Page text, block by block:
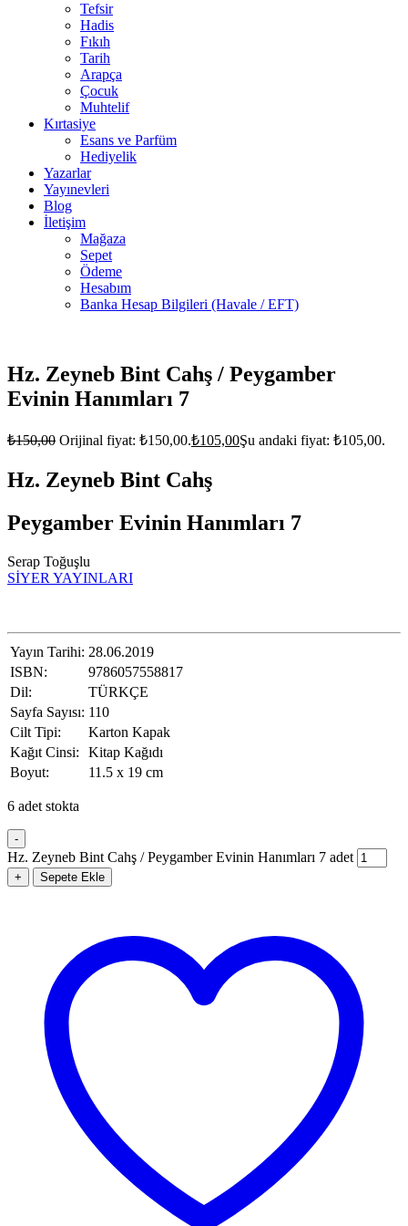
Tefsir
Hadis
Fıkıh
Tarih
Arapça
Çocuk
Muhtelif
Kırtasiye
Esans ve Parfüm
Hediyelik
Yazarlar
Yayınevleri
Blog
İletişim
Mağaza
Sepet
Ödeme
Hesabım
Banka Hesap Bilgileri (Havale / EFT)
Hz. Zeyneb Bint Cahş / Peygamber
Evinin Hanımları 7
₺150,00 Orijinal fiyat: ₺150,00.₺105,00Şu andaki fiyat: ₺105,00.
Hz. Zeyneb Bint Cahş
Peygamber Evinin Hanımları 7
Serap Toğuşlu
SİYER YAYINLARI
Yayın Tarihi: 28.06.2019
ISBN:
9786057558817
Dil:
TÜRKÇE
Sayfa Sayısı: 110
Cilt Tipi:
Karton Kapak
Kağıt Cinsi:
Kitap Kağıdı
Boyut:
11.5 x 19 cm
6 adet stokta
-
Hz. Zeyneb Bint Cahş / Peygamber Evinin Hanımları 7 adet
+ Sepete Ekle